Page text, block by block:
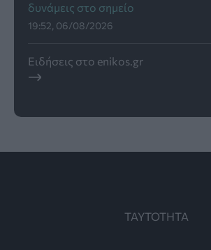
δυνάμεις στο σημείο
19:52, 06/08/2026
Ειδήσεις στο enikos.gr
ΤΑΥΤΟΤΗΤΑ